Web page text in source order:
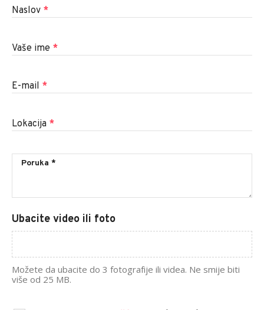
Naslov *
Vaše ime *
E-mail *
Lokacija *
Ubacite video ili foto
Možete da ubacite do 3 fotografije ili videa. Ne smije biti
više od 25 MB.